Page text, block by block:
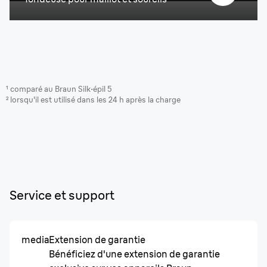
¹ comparé au Braun Silk·épil 5
² lorsqu'il est utilisé dans les 24 h après la charge
Service et support
mediaExtension de garantie
Bénéficiez d'une extension de garantie